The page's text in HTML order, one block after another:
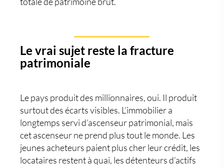
Le vrai sujet reste la fracture
patrimoniale
Le pays produit des millionnaires, oui. Il produit
surtout des écarts visibles. L’immobilier a
longtemps servi d’ascenseur patrimonial, mais
cet ascenseur ne prend plus tout le monde. Les
jeunes acheteurs paient plus cher leur crédit, les
locataires restent à quai, les détenteurs d’actifs